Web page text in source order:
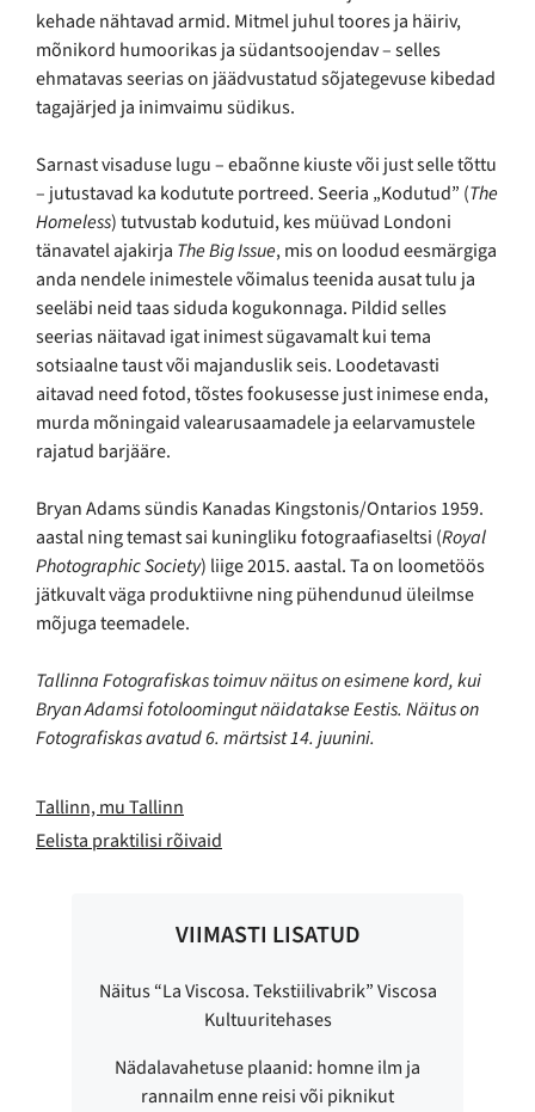
kehade nähtavad armid. Mitmel juhul toores ja häiriv,
mõnikord humoorikas ja südantsoojendav – selles
ehmatavas seerias on jäädvustatud sõjategevuse kibedad
tagajärjed ja inimvaimu südikus.
Sarnast visaduse lugu – ebaõnne kiuste või just selle tõttu
– jutustavad ka kodutute portreed. Seeria „Kodutud” (The
Homeless) tutvustab kodutuid, kes müüvad Londoni
tänavatel ajakirja The Big Issue, mis on loodud eesmärgiga
anda nendele inimestele võimalus teenida ausat tulu ja
seeläbi neid taas siduda kogukonnaga. Pildid selles
seerias näitavad igat inimest sügavamalt kui tema
sotsiaalne taust või majanduslik seis. Loodetavasti
aitavad need fotod, tõstes fookusesse just inimese enda,
murda mõningaid valearusaamadele ja eelarvamustele
rajatud barjääre.
Bryan Adams sündis Kanadas Kingstonis/Ontarios 1959.
aastal ning temast sai kuningliku fotograafiaseltsi (Royal
Photographic Society) liige 2015. aastal. Ta on loometöös
jätkuvalt väga produktiivne ning pühendunud üleilmse
mõjuga teemadele.
Tallinna Fotografiskas toimuv näitus on esimene kord, kui
Bryan Adamsi fotoloomingut näidatakse Eestis. Näitus on
Fotografiskas avatud 6. märtsist 14. juunini.
Tallinn, mu Tallinn
Eelista praktilisi rõivaid
VIIMASTI LISATUD
Näitus “La Viscosa. Tekstiilivabrik” Viscosa
Kultuuritehases
Nädalavahetuse plaanid: homne ilm ja
rannailm enne reisi või piknikut